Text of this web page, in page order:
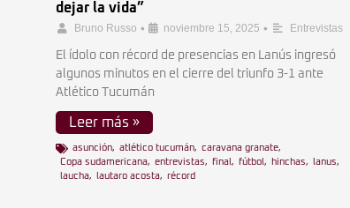
dejar la vida”
Bruno Russo • noviembre 15, 2025 • Entrevistas
El ídolo con récord de presencias en Lanús ingresó
algunos minutos en el cierre del triunfo 3-1 ante
Atlético Tucumán
Leer más »
asunción, atlético tucumán, caravana granate,
Copa sudamericana, entrevistas, final , fútbol , hinchas, lanus,
laucha, lautaro acosta, récord